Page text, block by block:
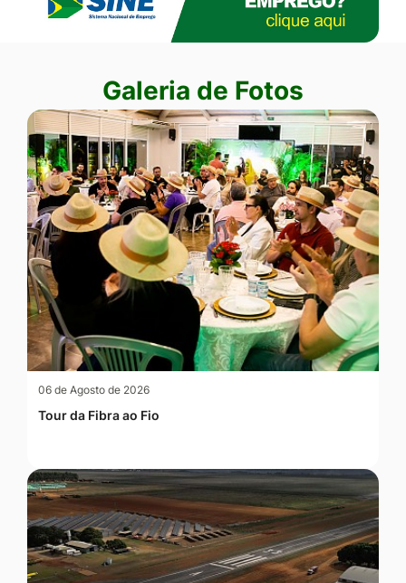
Seção Galeria de Fotos
Galeria de Fotos
06 de Agosto de 2026
Tour da Fibra ao Fio